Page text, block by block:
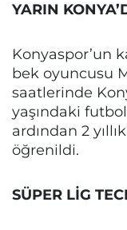
YARIN
Konyaspor’un
bek oyuncusu
saatlerinde
yaşındaki
ardından 2
öğrenildi.
SÜPER LİG